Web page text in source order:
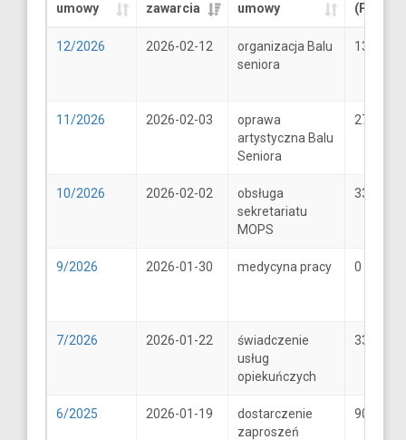
umowy
zawarcia
umowy
(PLN)
12/2026 2026-02-12
organizacja Balu
seniora
13289.6
11/2026 2026-02-03
oprawa
artystyczna Balu
Seniora
2706
10/2026 2026-02-02
obsługa
sekretariatu
MOPS
33
9/2026 2026-01-30 medycyna pracy 0
7/2026 2026-01-22
świadczenie
usług
opiekuńczych
33
6/2025 2026-01-19
dostarczenie
zaproszeń
900